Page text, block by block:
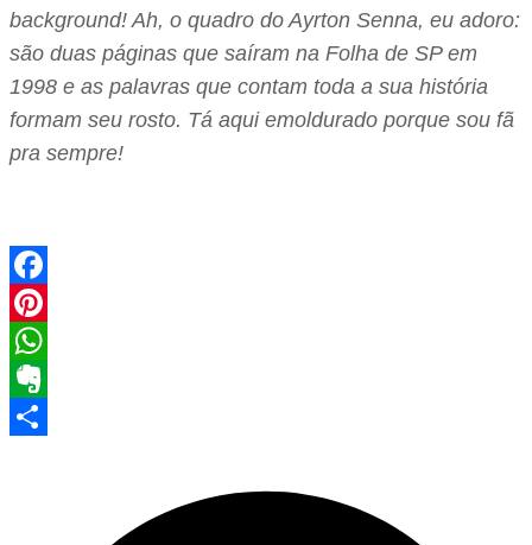
background! Ah, o quadro do Ayrton Senna, eu adoro:
são duas páginas que saíram na Folha de SP em
1998 e as palavras que contam toda a sua história
formam seu rosto. Tá aqui emoldurado porque sou fã
pra sempre!
Facebook
Pinterest
WhatsApp
Evernote